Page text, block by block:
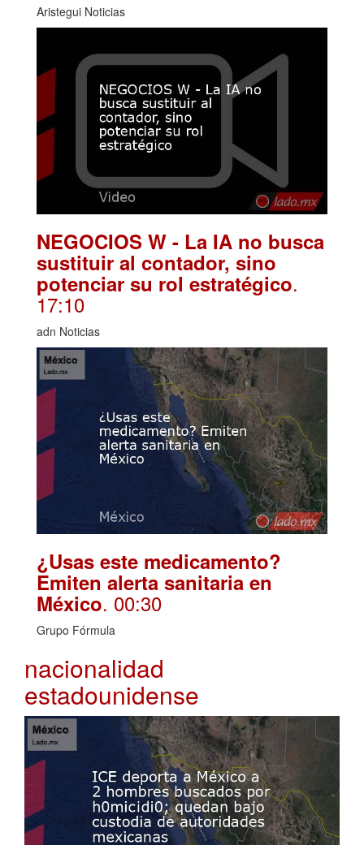
Aristegui Noticias
NEGOCIOS W - La IA no busca
sustituir al contador, sino
potenciar su rol estratégico.
17:10
adn Noticias
¿Usas este medicamento?
Emiten alerta sanitaria en
México. 00:30
Grupo Fórmula
nacionalidad
estadounidense